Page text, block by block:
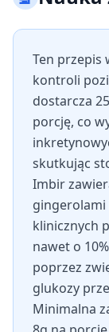
Ten przepis
kontroli
dostarcza
porcję, co
skutkując
Imbir
gingerolami
klinicznych
nawet o
poprzez
glukozy
Minimalna